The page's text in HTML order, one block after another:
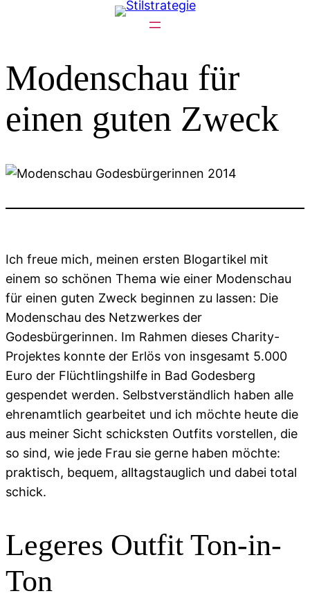
Modenschau für
einen guten Zweck
Ich freue mich, meinen ersten Blogartikel mit
einem so schönen Thema wie einer Modenschau
für einen guten Zweck beginnen zu lassen: Die
Modenschau des Netzwerkes der
Godesbürgerinnen. Im Rahmen dieses Charity-
Projektes konnte der Erlös von insgesamt 5.000
Euro der Flüchtlingshilfe in Bad Godesberg
gespendet werden. Selbstverständlich haben alle
ehrenamtlich gearbeitet und ich möchte heute die
aus meiner Sicht schicksten Outfits vorstellen, die
so sind, wie jede Frau sie gerne haben möchte:
praktisch, bequem, alltagstauglich und dabei total
schick.
Legeres Outfit Ton-in-
Ton